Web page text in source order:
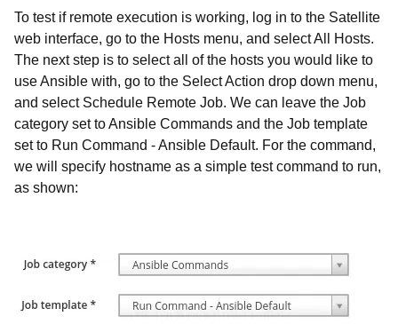
To test if remote execution is working, log in to the Satellite
web interface, go to the Hosts menu, and select All Hosts.
The next step is to select all of the hosts you would like to
use Ansible with, go to the Select Action drop down menu,
and select Schedule Remote Job. We can leave the Job
category set to Ansible Commands and the Job template
set to Run Command - Ansible Default. For the command,
we will specify hostname as a simple test command to run,
as shown: